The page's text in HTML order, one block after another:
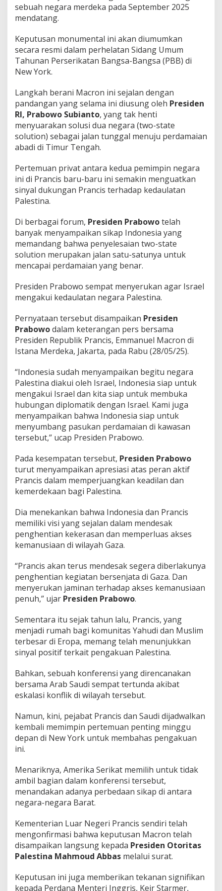
r
a
sebuah negara merdeka pada September 2025
mendatang.
Keputusan monumental ini akan diumumkan
secara resmi dalam perhelatan Sidang Umum
Tahunan Perserikatan Bangsa-Bangsa (PBB) di
New York.
Langkah berani Macron ini sejalan dengan
pandangan yang selama ini diusung oleh Presiden
RI, Prabowo Subianto, yang tak henti
menyuarakan solusi dua negara (two-state
solution) sebagai jalan tunggal menuju perdamaian
abadi di Timur Tengah.
Pertemuan privat antara kedua pemimpin negara
ini di Prancis baru-baru ini semakin menguatkan
sinyal dukungan Prancis terhadap kedaulatan
Palestina.
Di berbagai forum, Presiden Prabowotelah
banyak menyampaikan sikap Indonesia yang
memandang bahwa penyelesaian two-state
solution merupakan jalan satu-satunya untuk
mencapai perdamaian yang benar.
Presiden Prabowo sempat menyerukan agar Israel
mengakui kedaulatan negara Palestina.
Pernyataan tersebut disampaikan Presiden
Prabowodalam keterangan pers bersama
Presiden Republik Prancis, Emmanuel Macron di
Istana Merdeka, Jakarta, pada Rabu (28/05/25).
“Indonesia sudah menyampaikan begitu negara
Palestina diakui oleh Israel, Indonesia siap untuk
mengakui Israel dan kita siap untuk membuka
hubungan diplomatik dengan Israel. Kami juga
menyampaikan bahwa Indonesia siap untuk
menyumbang pasukan perdamaian di kawasan
tersebut,” ucap Presiden Prabowo.
Pada kesempatan tersebut, Presiden Prabowo
turut menyampaikan apresiasi atas peran aktif
Prancis dalam memperjuangkan keadilan dan
kemerdekaan bagi Palestina.
Dia menekankan bahwa Indonesia dan Prancis
memiliki visi yang sejalan dalam mendesak
penghentian kekerasan dan memperluas akses
kemanusiaan di wilayah Gaza.
“Prancis akan terus mendesak segera diberlakunya
penghentian kegiatan bersenjata di Gaza. Dan
menyerukan jaminan terhadap akses kemanusiaan
penuh,” ujar Presiden Prabowo.
Sementara itu sejak tahun lalu, Prancis, yang
menjadi rumah bagi komunitas Yahudi dan Muslim
terbesar di Eropa, memang telah menunjukkan
sinyal positif terkait pengakuan Palestina.
Bahkan, sebuah konferensi yang direncanakan
bersama Arab Saudi sempat tertunda akibat
eskalasi konflik di wilayah tersebut.
Namun, kini, pejabat Prancis dan Saudi dijadwalkan
kembali memimpin pertemuan penting minggu
depan di New York untuk membahas pengakuan
ini.
Menariknya, Amerika Serikat memilih untuk tidak
ambil bagian dalam konferensi tersebut,
menandakan adanya perbedaan sikap di antara
negara-negara Barat.
Kementerian Luar Negeri Prancis sendiri telah
mengonfirmasi bahwa keputusan Macron telah
disampaikan langsung kepada Presiden Otoritas
Palestina Mahmoud Abbas melalui surat.
Keputusan ini juga memberikan tekanan signifikan
kepada Perdana Menteri Inggris, Keir Starmer,